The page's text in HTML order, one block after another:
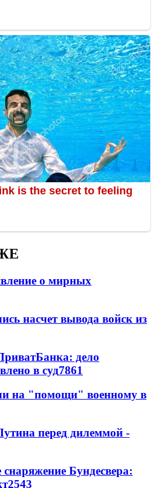
о мирных
насчет вывода войск из
дело
в суд7861
на "помощи" военному в
перед дилеммой -
Бундесвера:
2543